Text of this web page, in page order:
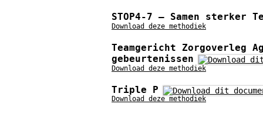
STOP4-7 – Samen sterker
Download deze methodiek
Teamgericht Zorgoverleg
gebeurtenissen
Download deze methodiek
Triple P
Download deze methodiek